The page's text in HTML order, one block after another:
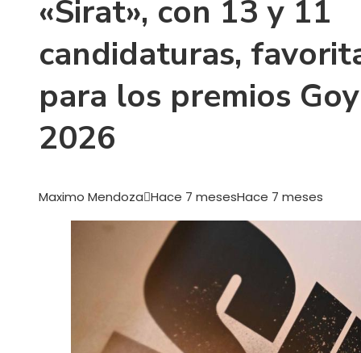
«Sirat», con 13 y 11
candidaturas,
para los premios
2026
Maximo Mendoza Hace 7 mesesHace 7 meses